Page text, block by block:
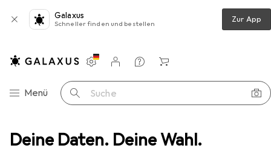
Deine Daten. Deine Wahl.
Galaxus
Schneller finden und bestellen Zur App
Navigation nach Kategorien
Menü Suche
Einstellungen
Kundenkonto
Vergleichslisten
Merklisten
Warenkorb
Gehäuse Festplattengehäuse Fantec ALU-25U3